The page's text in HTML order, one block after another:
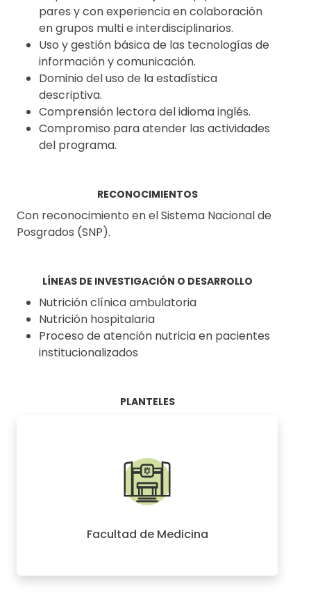
pares y con experiencia en colaboración
en grupos multi e interdisciplinarios.
Uso y gestión básica de las tecnologías de
información y comunicación.
Dominio del uso de la estadística
descriptiva.
Comprensión lectora del idioma inglés.
Compromiso para atender las actividades
del programa.
RECONOCIMIENTOS
Con reconocimiento en el Sistema Nacional de
Posgrados (SNP).
LÍNEAS DE INVESTIGACIÓN O DESARROLLO
Nutrición clínica ambulatoria
Nutrición hospitalaria
Proceso de atención nutricia en pacientes
institucionalizados
PLANTELES
Facultad de Medicina